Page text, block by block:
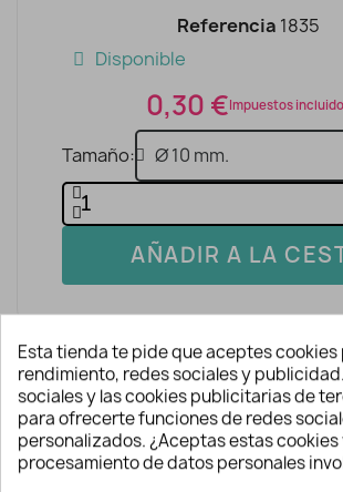
Referencia 1835
Disponible
0,30 €Impuestos
Tamaño
AÑADIR A LA
Descripción y
Esta tienda te pide que aceptes
rendimiento, redes sociales y
sociales y las cookies publicitarias de
para ofrecerte funciones de redes
personalizados. ¿Aceptas estas cookies
procesamiento de datos personales